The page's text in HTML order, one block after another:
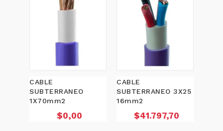
CABLE
SUBTERRANEO
1X70mm2
Precio
$0,00
CABLE
SUBTERRANEO 3X25
16mm2
Precio
$41.797,70